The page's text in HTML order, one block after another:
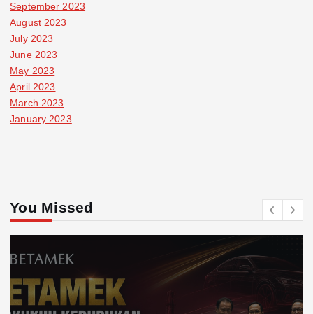
September 2023
August 2023
July 2023
June 2023
May 2023
April 2023
March 2023
January 2023
You Missed